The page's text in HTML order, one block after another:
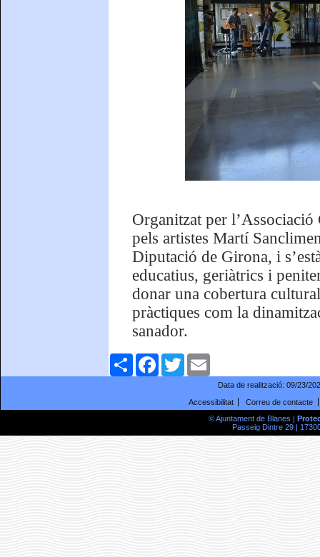
Organitzat per
pels artistes Martí
Diputació de Girona, i
educatius, geriàtrics i
donar una cobertura
pràctiques com la
sanador.
ComparteixFacebookTwitter
Data de realització: 09/23/
Accessibilitat
Correu de contacte
© Ajuntament de Blanes |
Passeig Dintre 29 |